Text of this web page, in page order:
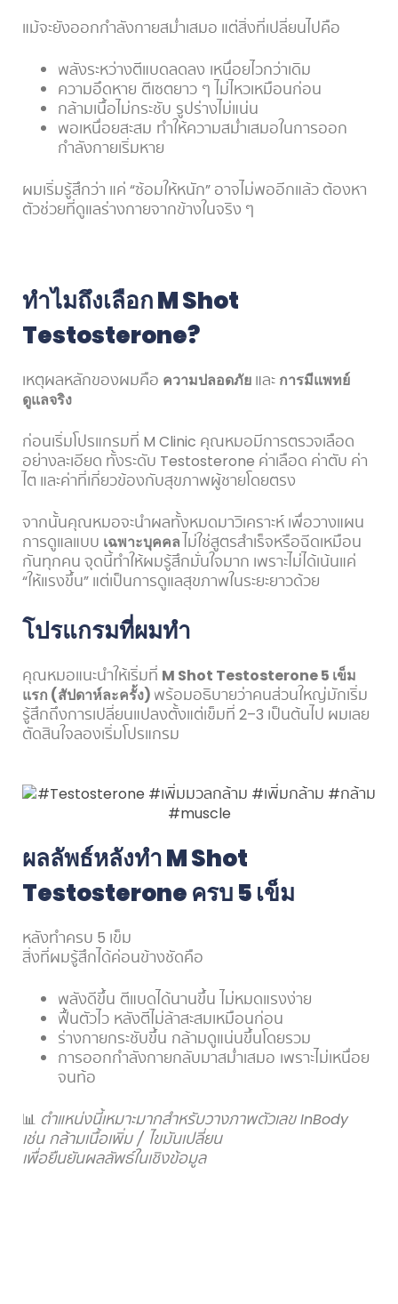
แม้จะยังออกกำลังกายสม่ำเสมอ แต่สิ่งที่เปลี่ยนไปคือ
พลังระหว่างตีแบดลดลง เหนื่อยไวกว่าเดิม
ความอึดหาย ตีเซตยาว ๆ ไม่ไหวเหมือนก่อน
กล้ามเนื้อไม่กระชับ รูปร่างไม่แน่น
พอเหนื่อยสะสม ทำให้ความสม่ำเสมอในการออก
กำลังกายเริ่มหาย
ผมเริ่มรู้สึกว่า แค่ “ซ้อมให้หนัก” อาจไม่พออีกแล้ว ต้องหา
ตัวช่วยที่ดูแลร่างกายจากข้างในจริง ๆ
ทำไมถึงเลือก M Shot
Testosterone?
เหตุผลหลักของผมคือ ความปลอดภัย และ การมีแพทย์
ดูแลจริง
ก่อนเริ่มโปรแกรมที่ M Clinic คุณหมอมีการตรวจเลือด
อย่างละเอียด ทั้งระดับ Testosterone ค่าเลือด ค่าตับ ค่า
ไต และค่าที่เกี่ยวข้องกับสุขภาพผู้ชายโดยตรง
จากนั้นคุณหมอจะนำผลทั้งหมดมาวิเคราะห์ เพื่อวางแผน
การดูแลแบบ เฉพาะบุคคล ไม่ใช่สูตรสำเร็จหรือฉีดเหมือน
กันทุกคน จุดนี้ทำให้ผมรู้สึกมั่นใจมาก เพราะไม่ได้เน้นแค่
“ให้แรงขึ้น” แต่เป็นการดูแลสุขภาพในระยะยาวด้วย
โปรแกรมที่ผมทำ
คุณหมอแนะนำให้เริ่มที่ M Shot Testosterone 5 เข็ม
แรก (สัปดาห์ละครั้ง) พร้อมอธิบายว่าคนส่วนใหญ่มักเริ่ม
รู้สึกถึงการเปลี่ยนแปลงตั้งแต่เข็มที่ 2–3 เป็นต้นไป ผมเลย
ตัดสินใจลองเริ่มโปรแกรม
ผลลัพธ์หลังทำ M Shot
Testosterone ครบ 5 เข็ม
หลังทำครบ 5 เข็ม
สิ่งที่ผมรู้สึกได้ค่อนข้างชัดคือ
พลังดีขึ้น ตีแบดได้นานขึ้น ไม่หมดแรงง่าย
ฟื้นตัวไว หลังตีไม่ล้าสะสมเหมือนก่อน
ร่างกายกระชับขึ้น กล้ามดูแน่นขึ้นโดยรวม
การออกกำลังกายกลับมาสม่ำเสมอ เพราะไม่เหนื่อย
จนท้อ
📊 ตำแหน่งนี้เหมาะมากสำหรับวางภาพตัวเลข InBody
เช่น กล้ามเนื้อเพิ่ม / ไขมันเปลี่ยน
เพื่อยืนยันผลลัพธ์ในเชิงข้อมูล